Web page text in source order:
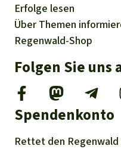
Erfolge lesen
Über Themen
Regenwald-Shop
Folgen Sie uns
Spendenkonto
Rettet den Regenwald